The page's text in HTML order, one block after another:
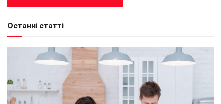
Останні статті